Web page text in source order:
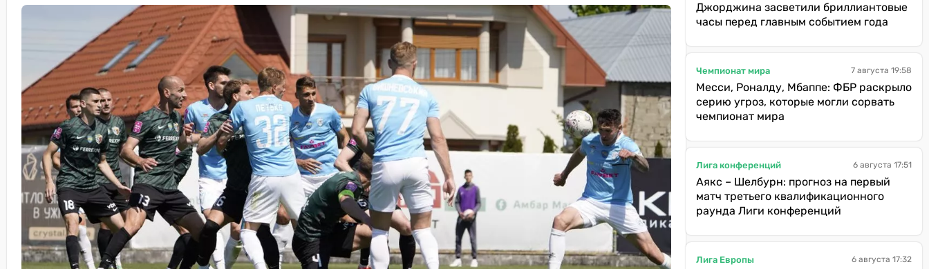
Джорджина засветили бриллиантовые
часы перед главным событием года
Чемпионат мира 7 августа 19:58
Месси, Роналду, Мбаппе: ФБР раскрыло
серию угроз, которые могли сорвать
чемпионат мира
Лига конференций 6 августа 17:51
Аякс – Шелбурн: прогноз на первый
матч третьего квалификационного
раунда Лиги конференций
Лига Европы 6 августа 17:32